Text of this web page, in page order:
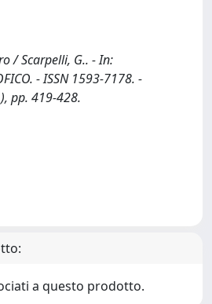
/ Scarpelli, G.. - In:
- ISSN 1593-7178. -
pp. 419-428.
a questo prodotto.